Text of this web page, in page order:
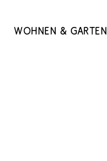
Wohnen & Garten